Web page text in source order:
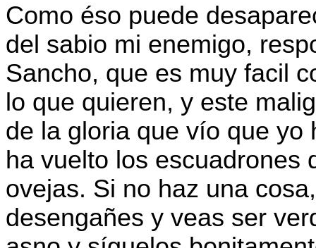
Como éso puede
del sabio mi enemigo,
Sancho, que es muy facil
lo que quieren, y este
de la gloria que vío que yo
ha vuelto los escuadrones
ovejas. Si no haz una
desengañes y veas ser